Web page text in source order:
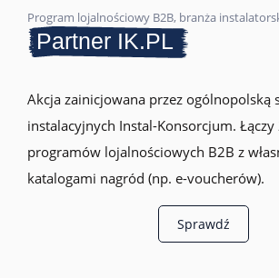
Program lojalnościowy B2B, branża
Partner IK.PL
Akcja zainicjowana przez ogólnopolską
instalacyjnych Instal-Konsorcjum.
programów lojalnościowych B2B z
katalogami nagród (np. e-voucherów).
Sprawdź